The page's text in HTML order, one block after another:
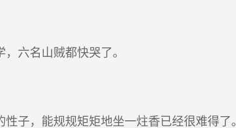
六名山贼都快哭了。
子，能规规矩矩地坐一炷香已经很难得了。